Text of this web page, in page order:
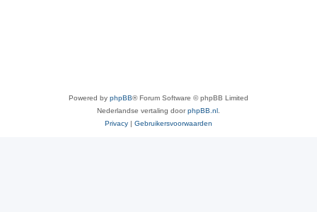
Powered by phpBB® Forum Software © phpBB Limited
Nederlandse vertaling doorphpBB.nl
Privacy | Gebruikersvoorwaarden